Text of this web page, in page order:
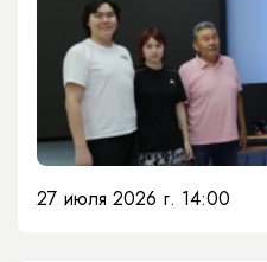
27 июля 2026 г. 14:00